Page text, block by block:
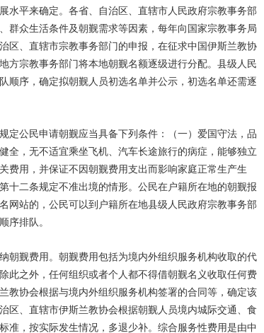
水平来确定。各省、自治区、直辖市人民政府宗教事务部
群众生活条件及朝觐需求等因素，每年向国家宗教事务局
区、直辖市宗教事务部门的申报，在征求中国伊斯兰教协
方宗教事务部门将本地朝觐名额逐级进行分配。县级人民
顺序，确定拟朝觐人员初选名单并公示，初选名单还需逐
定公民申请朝觐应当具备下列条件：（一）爱国守法，品
全，无不适宜乘坐飞机、汽车长途旅行的病症，能够独立
费用，并保证不因朝觐费用支出而影响家庭正常生产生
十二条规定不准出境的情形。公民在户籍所在地的朝觐报
网站的，公民可以到户籍所在地县级人民政府宗教事务部
序排队。
朝觐费用。朝觐费用包括为境内外组织服务机构收取的代
此之外，任何组织或者个人都不得借朝觐名义收取任何费
教协会根据与境内外组织服务机构签署的合同等，确定该
区、直辖市伊斯兰教协会根据朝觐人员境内城际交通、食
准，按实际发生情况，多退少补。综合服务性费用是由中